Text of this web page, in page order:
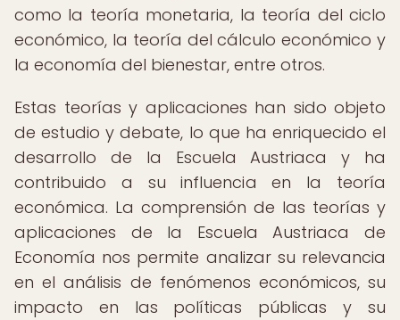
como la teoría monetaria, la teoría del ciclo
económico, la teoría del cálculo económico y
la economía del bienestar, entre otros.
Estas teorías y aplicaciones han sido objeto
de estudio y debate, lo que ha enriquecido el
desarrollo de la Escuela Austriaca y ha
contribuido a su influencia en la teoría
económica. La comprensión de las teorías y
aplicaciones de la Escuela Austriaca de
Economía nos permite analizar su relevancia
en el análisis de fenómenos económicos, su
impacto en las políticas públicas y su